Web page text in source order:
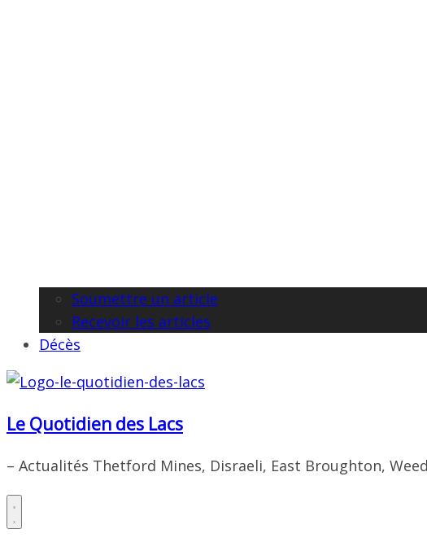
Soumettre un article
Recevoir les articles
Décès
Le Quotidien des Lacs
– Actualités Thetford Mines, Disraeli, East Broughton,